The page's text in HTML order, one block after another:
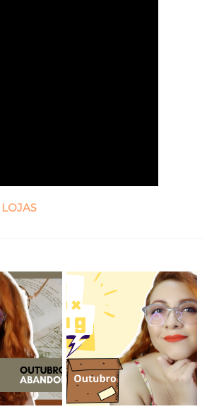
de
Book Haul de Outubro
de 2021